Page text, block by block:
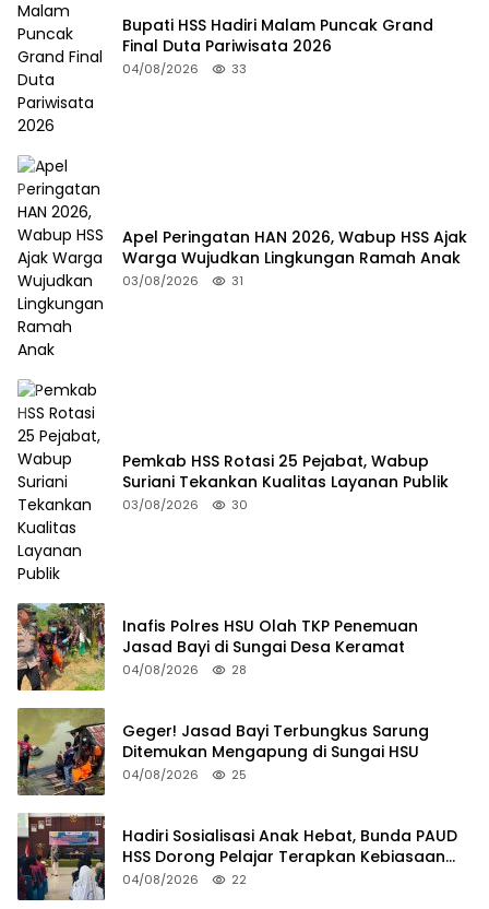
Bupati HSS Hadiri Malam Puncak Grand
Final Duta Pariwisata 2026
04/08/2026 33
Apel Peringatan HAN 2026, Wabup HSS Ajak
Warga Wujudkan Lingkungan Ramah Anak
03/08/2026 31
Pemkab HSS Rotasi 25 Pejabat, Wabup
Suriani Tekankan Kualitas Layanan Publik
03/08/2026 30
Inafis Polres HSU Olah TKP Penemuan
Jasad Bayi di Sungai Desa Keramat
04/08/2026 28
Geger! Jasad Bayi Terbungkus Sarung
Ditemukan Mengapung di Sungai HSU
04/08/2026 25
Hadiri Sosialisasi Anak Hebat, Bunda PAUD
HSS Dorong Pelajar Terapkan Kebiasaan
Baik
04/08/2026 22